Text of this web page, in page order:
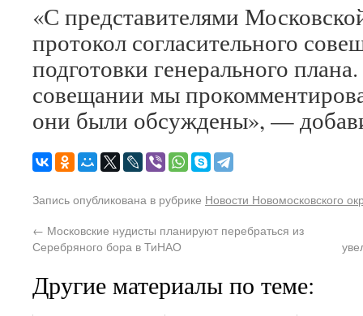
«С представителями
протокол согласительного
подготовки генерального
совещании мы
они были обсуждены», —
Запись опубликована в рубрике Новости Новомосковского
← Московские нудисты планируют перебраться из
Серебряного бора в ТиНАО
Другие материалы по теме: